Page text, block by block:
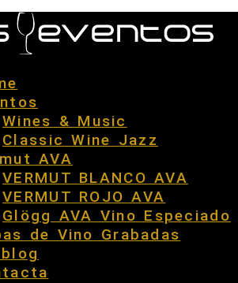
Wines & Music
Classic Wine Jazz
AVA
VERMUT BLANCO AVA
VERMUT ROJO AVA
Glögg AVA Vino Especiado
de Vino Grabadas